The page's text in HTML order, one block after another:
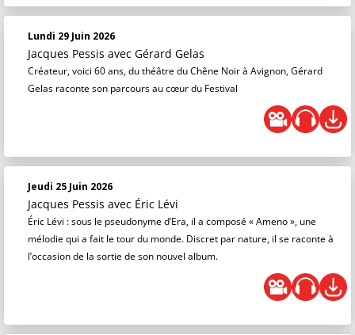
Lundi 29 Juin 2026
Jacques Pessis avec Gérard Gelas
Créateur, voici 60 ans, du théâtre du Chêne Noir à Avignon, Gérard
Gelas raconte son parcours au cœur du Festival
Jeudi 25 Juin 2026
Jacques Pessis avec Éric Lévi
Éric Lévi : sous le pseudonyme d’Era, il a composé « Ameno », une
mélodie qui a fait le tour du monde. Discret par nature, il se raconte à
l’occasion de la sortie de son nouvel album.